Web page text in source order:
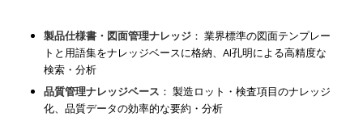
製品仕様書・図面管理ナレッジ： 業界標準の図面テンプレー
トと用語集をナレッジベースに格納、AI孔明による高精度な
検索・分析
品質管理ナレッジベース ： 製造ロット・検査項目のナレッジ
化、品質データの効率的な要約・分析